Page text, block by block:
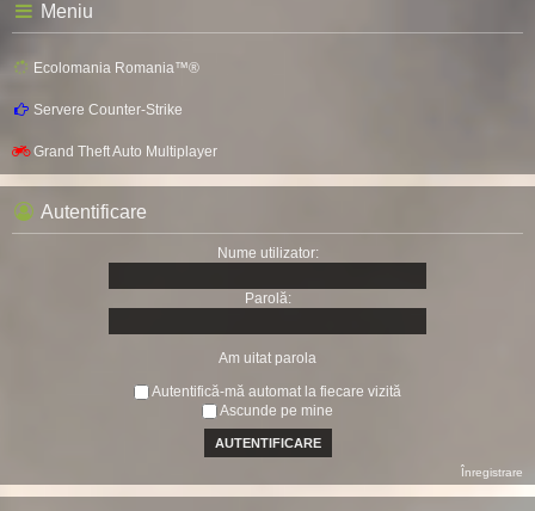
Meniu
Ecolomania Romania™®
Servere Counter-Strike
Grand Theft Auto Multiplayer
Autentificare
Nume utilizator:
Parolă:
Am uitat parola
Autentifică-mă automat la fiecare vizită
Ascunde pe mine
Înregistrare